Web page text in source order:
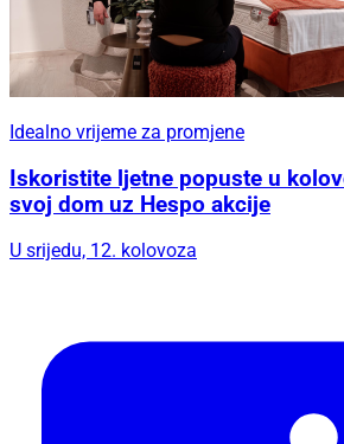
Idealno vrijeme za promjene
Iskoristite ljetne popuste u
svoj dom uz Hespo akcije
U srijedu, 12. kolovoza